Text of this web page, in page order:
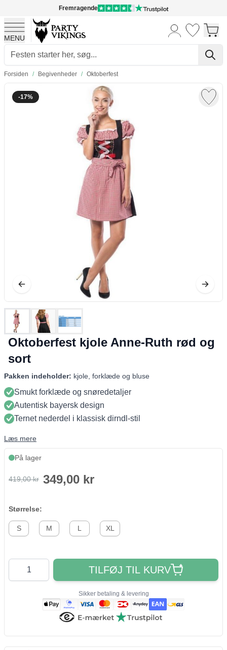
Fremragende
MENU
Skip to Content
Forsiden / Begivenheder / Oktoberfest
-17%
Oktoberfest kjole Anne-Ruth rød og
sort
Pakken indeholder: kjole, forklæde og bluse
Smukt forklæde og snøredetaljer
Autentisk bayersk design
Ternet nederdel i klassisk dirndl-stil
Læs mere
På lager
419,00 kr 349,00 kr
Størrelse:
S M L XL
Antal
TILFØJ TIL KURV
Sikker betaling & levering